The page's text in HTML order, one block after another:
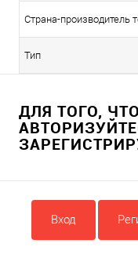
Страна-производитель
Тип
ДЛЯ ТОГО,
Вход